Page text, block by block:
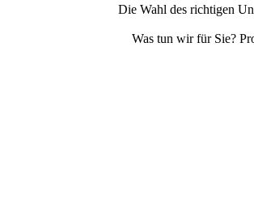
Die Wahl des richtigen
Was tun wir für Sie?